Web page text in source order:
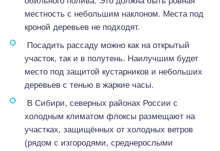
местность с небольшим наклоном. Места под
кроной деревьев не подходят.
Посадить рассаду можно как на открытый
участок, так и в полутень. Наилучшим будет
место под защитой кустарников и небольших
деревьев с тенью в жаркие часы.
В Сибири, северных районах России с
холодным климатом флоксы размещают на
участках, защищённых от холодных ветров
(рядом с изгородями, среднерослыми